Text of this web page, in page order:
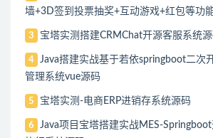
墙+3D签到投票抽奖+互动游戏+红包等功
3 宝塔实测搭建CRMChat开源客服系统
4
Java搭建实战基于若依springboot二次
管理系统vue源码
5 宝塔实测-电商ERP进销存系统源码
6
Java项目宝塔搭建实战MES-